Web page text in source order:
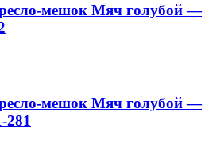
мешок Мяч голубой —
мешок Мяч голубой —